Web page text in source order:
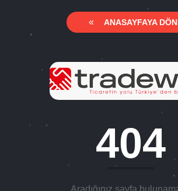
« ANASAYFAYA DÖN
404
Aradığınız sayfa